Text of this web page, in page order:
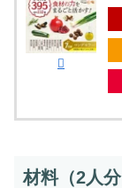
材料（2人分